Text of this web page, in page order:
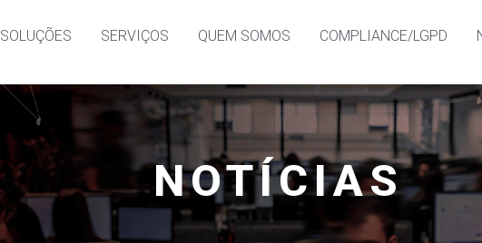
SOLUÇÕES SERVIÇOS QUEM SOMOS COMPLIANCE/LGPD
NOTÍCIAS